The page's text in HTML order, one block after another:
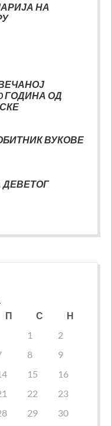
НА
ГОДИНА ОД
ВУКОВЕ
ДЕВЕТОГ
П С
Н
1
2
8
9
15
16
22
23
29
30